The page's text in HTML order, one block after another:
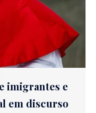
imigrantes e
em discurso